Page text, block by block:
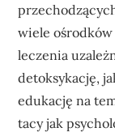
wiele
leczenia
detoksykację,
edukację na
tacy jak